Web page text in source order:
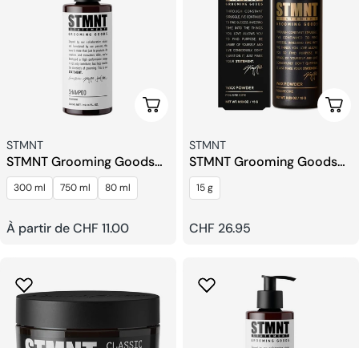
Choisissez Les Options
Fournisseur:
STMNT
STMNT Grooming Goods
Shampoing
300 ml 750 ml 80 ml
Prix
À partir de CHF 11.00
Fournisseur:
STMNT
STMNT Grooming Goods
Poudre Cire
15 g
Prix
CHF 26.95